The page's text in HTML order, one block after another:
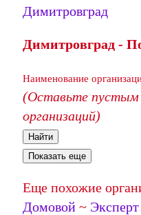
Димитровград
Димитровград -
Наименование
(Оставьте пустым
организаций)
Найти
Показать еще
Еще похожие
Домовой ~